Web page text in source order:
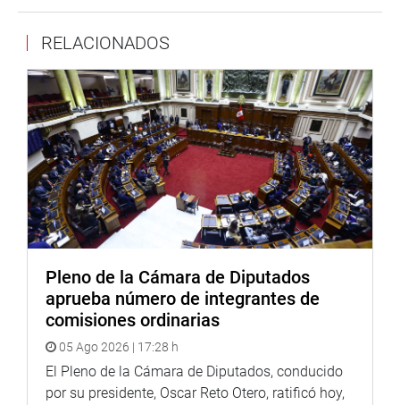
RELACIONADOS
Pleno de la Cámara de Diputados
aprueba número de integrantes de
comisiones ordinarias
05 Ago 2026 | 17:28 h
El Pleno de la Cámara de Diputados, conducido
por su presidente, Oscar Reto Otero, ratificó hoy,